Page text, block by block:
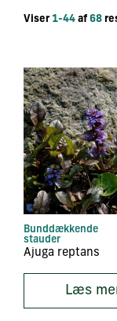
Viser1-44 af 68
Bunddækkende
stauder
Ajuga reptans
Læs